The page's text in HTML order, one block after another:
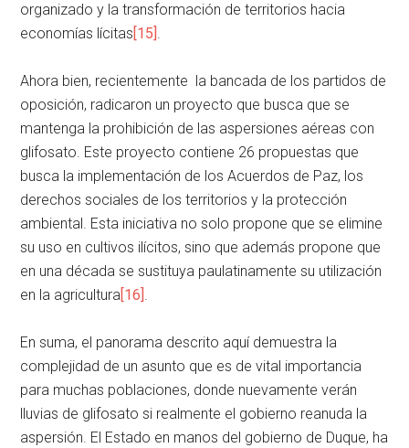
organizado y la transformación de territorios hacia
economías lícitas [15] .
Ahora bien, recientemente la bancada de los partidos de
oposición, radicaron un proyecto que busca que se
mantenga la prohibición de las aspersiones aéreas con
glifosato. Este proyecto contiene 26 propuestas que
busca la implementación de los Acuerdos de Paz, los
derechos sociales de los territorios y la protección
ambiental. Esta iniciativa no solo propone que se elimine
su uso en cultivos ilícitos, sino que además propone que
en una década se sustituya paulatinamente su utilización
en la agricultura [16] .
En suma, el panorama descrito aquí demuestra la
complejidad de un asunto que es de vital importancia
para muchas poblaciones, donde nuevamente verán
lluvias de glifosato si realmente el gobierno reanuda la
aspersión. El Estado en manos del gobierno de Duque, ha